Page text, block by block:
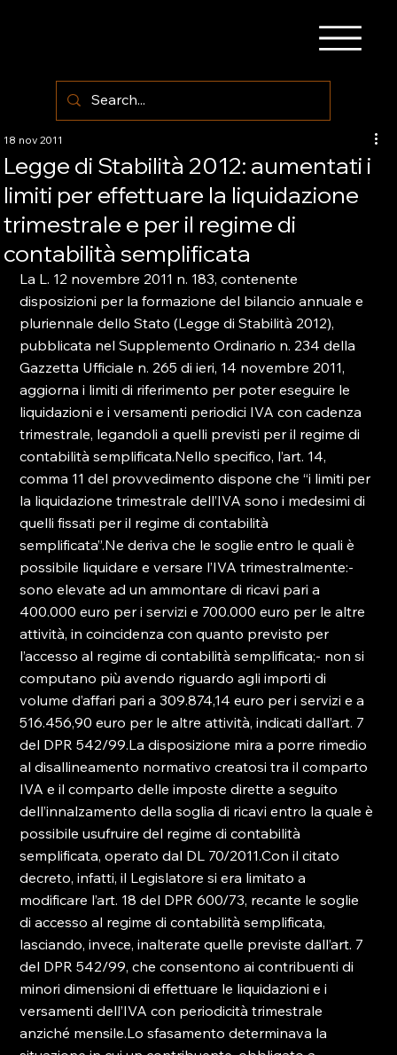
Legge di Stabilità 2012: aumentati i
limiti per effettuare la liquidazione
trimestrale e per il regime di
contabilità semplificata
18 nov 2011
La L. 12 novembre 2011 n. 183, contenente
disposizioni per la formazione del bilancio annuale e
pluriennale dello Stato (Legge di Stabilità 2012),
pubblicata nel Supplemento Ordinario n. 234 della
Gazzetta Ufficiale n. 265 di ieri, 14 novembre 2011,
aggiorna i limiti di riferimento per poter eseguire le
liquidazioni e i versamenti periodici IVA con cadenza
trimestrale, legandoli a quelli previsti per il regime di
contabilità semplificata.Nello specifico, l’art. 14,
comma 11 del provvedimento dispone che “i limiti per
la liquidazione trimestrale dell’IVA sono i medesimi di
quelli fissati per il regime di contabilità
semplificata”.Ne deriva che le soglie entro le quali è
possibile liquidare e versare l’IVA trimestralmente:-
sono elevate ad un ammontare di ricavi pari a
400.000 euro per i servizi e 700.000 euro per le altre
attività, in coincidenza con quanto previsto per
l’accesso al regime di contabilità semplificata;- non si
computano più avendo riguardo agli importi di
volume d’affari pari a 309.874,14 euro per i servizi e a
516.456,90 euro per le altre attività, indicati dall’art. 7
del DPR 542/99.La disposizione mira a porre rimedio
al disallineamento normativo creatosi tra il comparto
IVA e il comparto delle imposte dirette a seguito
dell’innalzamento della soglia di ricavi entro la quale è
possibile usufruire del regime di contabilità
semplificata, operato dal DL 70/2011.Con il citato
decreto, infatti, il Legislatore si era limitato a
modificare l’art. 18 del DPR 600/73, recante le soglie
di accesso al regime di contabilità semplificata,
lasciando, invece, inalterate quelle previste dall’art. 7
del DPR 542/99, che consentono ai contribuenti di
minori dimensioni di effettuare le liquidazioni e i
versamenti dell’IVA con periodicità trimestrale
anziché mensile.Lo sfasamento determinava la